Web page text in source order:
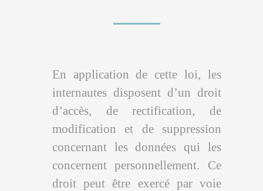
En application de cette loi, les
internautes disposent d’un droit
d’accès, de rectification, de
modification et de suppression
concernant les données qui les
concernent personnellement. Ce
droit peut être exercé par voie